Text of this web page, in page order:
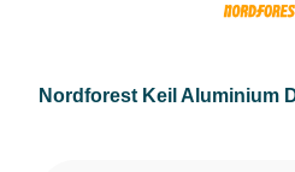
Nordforest Keil Aluminium